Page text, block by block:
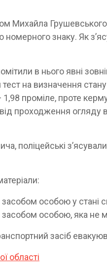
Михайла
знаку. Як
в нього явні
на визначення стану
проміле, проте
проходження огляду
поліцейські
особою у стані
особою, яка не
засіб
області